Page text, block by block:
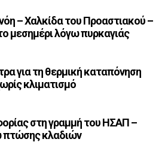
– Χαλκίδα του Προαστιακού –
μεσημέρι λόγω πυρκαγιάς
για τη θερμική καταπόνηση
κλιματισμό
στη γραμμή του ΗΣΑΠ –
πτώσης κλαδιών